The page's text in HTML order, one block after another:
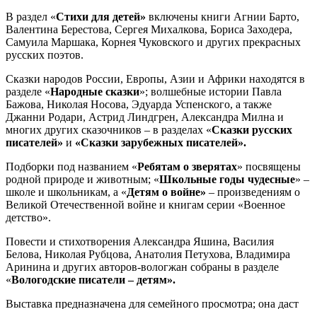
В раздел «Стихи для детей» включены книги Агнии Барто,
Валентина Берестова, Сергея Михалкова, Бориса Заходера,
Самуила Маршака, Корнея Чуковского и других прекрасных
русских поэтов.
Сказки народов России, Европы, Азии и Африки находятся в
разделе «Народные сказки»; волшебные истории Павла
Бажова, Николая Носова, Эдуарда Успенского, а также
Джанни Родари, Астрид Линдгрен, Александра Милна и
многих других сказочников – в разделах «Сказки русских
писателей» и «Сказки зарубежных писателей».
Подборки под названием «Ребятам о зверятах» посвящены
родной природе и животным; «Школьные годы чудесные» –
школе и школьникам, а «Детям о войне» – произведениям о
Великой Отечественной войне и книгам серии «Военное
детство».
Повести и стихотворения Александра Яшина, Василия
Белова, Николая Рубцова, Анатолия Петухова, Владимира
Аринина и других авторов-вологжан собраны в разделе
«Вологодские писатели – детям».
Выставка предназначена для семейного просмотра; она даст